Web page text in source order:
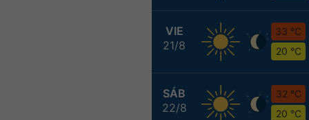
VIE
21/8
33 °C
20 °C
SÁB
22/8
32 °C
20 °C